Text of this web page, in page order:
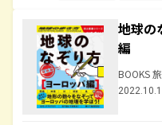
地球
編
BOOKS